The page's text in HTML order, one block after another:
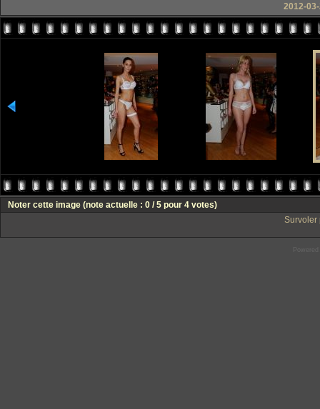
2012-
Noter cette image (note actuelle : 0 / 5 pour 4 votes)
Survoler